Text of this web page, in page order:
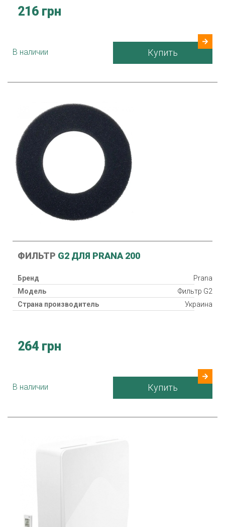
216 грн
В наличии Купить
ФИЛЬТР G2 ДЛЯ PRANA 200
Бренд
Prana
Модель
Фильтр G2
Страна производитель
Украина
264 грн
В наличии Купить